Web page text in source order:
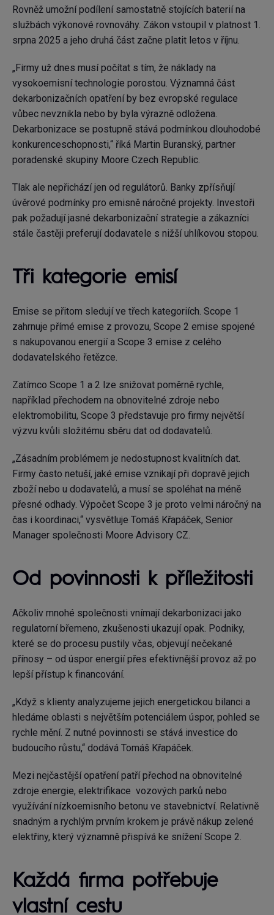
Rovněž umožní podílení samostatně stojících baterií na
službách výkonové rovnováhy. Zákon vstoupil v platnost 1.
srpna 2025 a jeho druhá část začne platit letos v říjnu.
„Firmy už dnes musí počítat s tím, že náklady na
vysokoemisní technologie porostou. Významná část
dekarbonizačních opatření by bez evropské regulace
vůbec nevznikla nebo by byla výrazně odložena.
Dekarbonizace se postupně stává podmínkou dlouhodobé
konkurenceschopnosti,“ říká Martin Buranský, partner
poradenské skupiny Moore Czech Republic.
Tlak ale nepřichází jen od regulátorů. Banky zpřísňují
úvěrové podmínky pro emisně náročné projekty. Investoři
pak požadují jasné dekarbonizační strategie a zákazníci
stále častěji preferují dodavatele s nižší uhlíkovou stopou.
Tři kategorie emisí
Emise se přitom sledují ve třech kategoriích. Scope 1
zahrnuje přímé emise z provozu, Scope 2 emise spojené
s nakupovanou energií a Scope 3 emise z celého
dodavatelského řetězce.
Zatímco Scope 1 a 2 lze snižovat poměrně rychle,
například přechodem na obnovitelné zdroje nebo
elektromobilitu, Scope 3 představuje pro firmy největší
výzvu kvůli složitému sběru dat od dodavatelů.
„Zásadním problémem je nedostupnost kvalitních dat.
Firmy často netuší, jaké emise vznikají při dopravě jejich
zboží nebo u dodavatelů, a musí se spoléhat na méně
přesné odhady. Výpočet Scope 3 je proto velmi náročný na
čas i koordinaci,“ vysvětluje Tomáš Křapáček, Senior
Manager společnosti Moore Advisory CZ.
Od povinnosti k příležitosti
Ačkoliv mnohé společnosti vnímají dekarbonizaci jako
regulatorní břemeno, zkušenosti ukazují opak. Podniky,
které se do procesu pustily včas, objevují nečekané
přínosy – od úspor energií přes efektivnější provoz až po
lepší přístup k financování.
„Když s klienty analyzujeme jejich energetickou bilanci a
hledáme oblasti s největším potenciálem úspor, pohled se
rychle mění. Z nutné povinnosti se stává investice do
budoucího růstu,“ dodává Tomáš Křapáček.
Mezi nejčastější opatření patří přechod na obnovitelné
zdroje energie, elektrifikace vozových parků nebo
využívání nízkoemisního betonu ve stavebnictví. Relativně
snadným a rychlým prvním krokem je právě nákup zelené
elektřiny, který významně přispívá ke snížení Scope 2.
Každá firma potřebuje
vlastní cestu